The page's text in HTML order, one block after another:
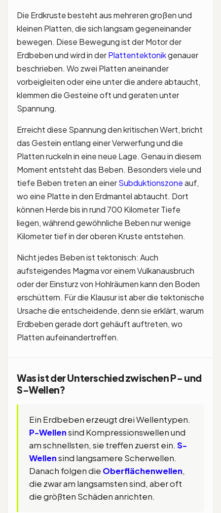
Die Erdkruste besteht aus mehreren großen und
kleinen Platten, die sich langsam gegeneinander
bewegen. Diese Bewegung ist der Motor der
Erdbeben und wird in derPlattentektonikgenauer
beschrieben. Wo zwei Platten aneinander
vorbeigleiten oder eine unter die andere abtaucht,
klemmen die Gesteine oft und geraten unter
Spannung.
Erreicht diese Spannung den kritischen Wert, bricht
das Gestein entlang einer Verwerfung und die
Platten ruckeln in eine neue Lage. Genau in diesem
Moment entsteht das Beben. Besonders viele und
tiefe Beben treten an einerSubduktionszoneauf,
wo eine Platte in den Erdmantel abtaucht. Dort
können Herde bis in rund 700 Kilometer Tiefe
liegen, während gewöhnliche Beben nur wenige
Kilometer tief in der oberen Kruste entstehen.
Nicht jedes Beben ist tektonisch: Auch
aufsteigendes Magma vor einem Vulkanausbruch
oder der Einsturz von Hohlräumen kann den Boden
erschüttern. Für die Klausur ist aber die tektonische
Ursache die entscheidende, denn sie erklärt, warum
Erdbeben gerade dort gehäuft auftreten, wo
Platten aufeinandertreffen.
Was ist der Unterschied zwischen P- und
S-Wellen?
Ein Erdbeben erzeugt drei Wellentypen.
P-Wellensind Kompressionswellen und
am schnellsten, sie treffen zuerst ein. S-
Wellensind langsamere Scherwellen.
Danach folgen die Oberflächenwellen,
die zwar am langsamsten sind, aber oft
die größten Schäden anrichten.